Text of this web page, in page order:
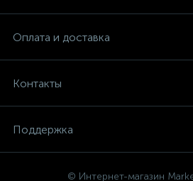
Оплата и доставка
Контакты
Поддержка
© Интернет-магазин